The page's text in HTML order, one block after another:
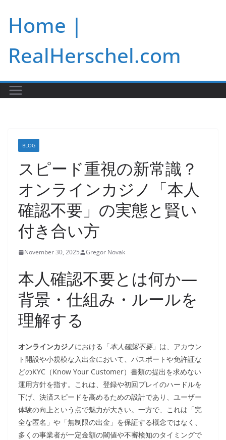
content
Home |
RealHerschel.com
BLOG
スピード重視の新常識？
オンラインカジノ「本人
確認不要」の実態と賢い
付き合い方
November 30, 2025 Gregor Novak
本人確認不要とは何か—
背景・仕組み・ルールを
理解する
オンラインカジノにおける「本人確認不要」は、アカウン
ト開設や小規模な入出金において、パスポートや免許証な
どのKYC（Know Your Customer）書類の提出を求めない
運用方針を指す。これは、登録や初回プレイのハードルを
下げ、決済スピードを高めるための設計であり、ユーザー
体験の向上という点で魅力が大きい。一方で、これは「完
全な匿名」や「無制限の出金」を保証する概念ではなく、
多くの事業者が一定金額の閾値や不審検知のタイミングで